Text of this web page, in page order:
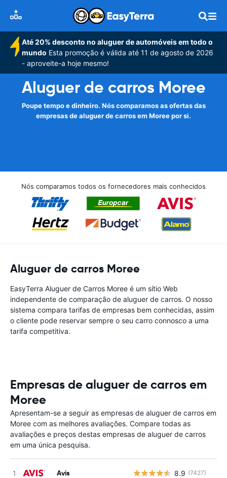
Até 20% desconto no aluguer de automóveis em todo o
mundo Esta promoção é válida até 11 de agosto de 2026
- aproveite-a hoje mesmo!
Aluguer de carros Moree
Poupe tempo e dinheiro. Nós comparamos as ofertas das
empresas de aluguer de carros em Moree por si.
Nós comparamos todos os fornecedores mais conhecidos
Aluguer de carros Moree
EasyTerra Aluguer de Carros Moree é um sítio Web
independente de comparação de aluguer de carros. O nosso
sistema compara tarifas de empresas bem conhecidas, assim
o cliente pode reservar sempre o seu carro connosco a uma
tarifa competitiva.
Empresas de aluguer de carros em
Moree
Apresentam-se a seguir as empresas de aluguer de carros em
Moree com as melhores avaliações. Compare todas as
avaliações e preços destas empresas de aluguer de carros
em uma única pesquisa.
Avis 8.9 (7427)